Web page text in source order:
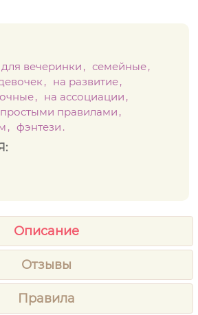
для вечеринки
семейные
на развитие
на ассоциации
правилами
фэнтези
Описание
Отзывы
Правила